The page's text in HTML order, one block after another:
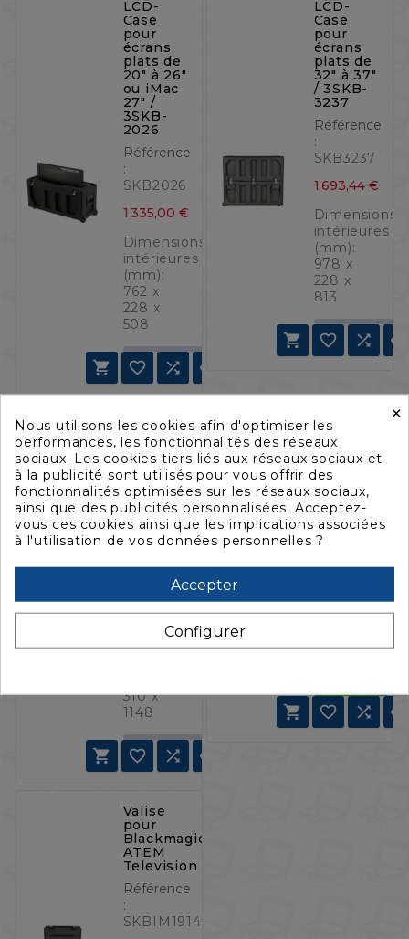
LCD-
Case
pour
écrans
plats de
20" à 26"
ou iMac
27" /
3SKB-
2026
Référence
:
SKB2026
1 335,00 €
Prix
Dimensions
intérieures
(mm):
762 x
228 x
508
   
LCD-
Case
pour
écrans
plats de
32" à 37"
/ 3SKB-
3237
Référence
:
SKB3237
1 693,44 €
Dimensions
intérieures
(mm):
978 x
228 x
813
   
LCD-
Case
pour
écrans
plats de
52" à 60"
/ 3SKB-
5260
Référence
4 576,44 € Prix
Dimensions
intérieures
310 x
1148
   
Valise
pour
Blackmagic
Design
Atem
Mini
Référence
Prix
Dimensions
intérieures
298 x
   
Valise
pour
Blackmagic
ATEM
Television
Référence
:
SKBIM1914N8ATM
×
Nous utilisons les cookies afin d'optimiser les
performances, les fonctionnalités des réseaux
sociaux. Les cookies tiers liés aux réseaux sociaux et
à la publicité sont utilisés pour vous offrir des
fonctionnalités optimisées sur les réseaux sociaux,
ainsi que des publicités personnalisées. Acceptez-
vous ces cookies ainsi que les implications associées
à l'utilisation de vos données personnelles ?
Accepter
Configurer